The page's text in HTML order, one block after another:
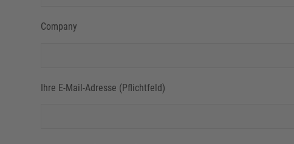
Company
Ihre E-Mail-Adresse (Pflichtfeld)